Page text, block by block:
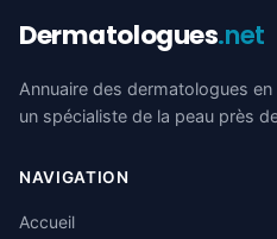
Dermatologues.net
Annuaire des dermatologues
un spécialiste de la peau près
NAVIGATION
Accueil